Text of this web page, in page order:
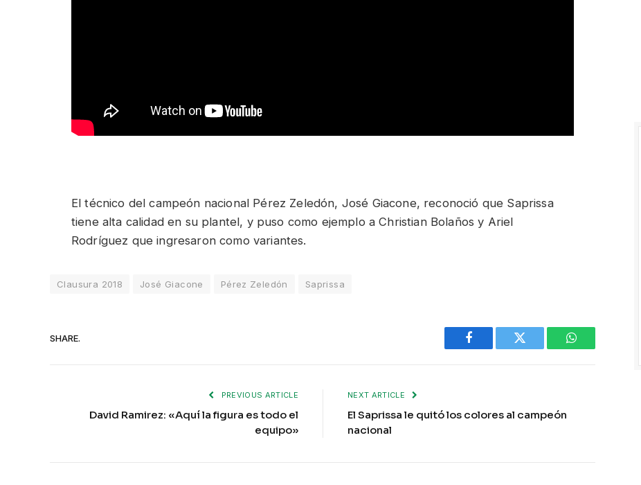
El técnico del campeón nacional Pérez Zeledón, José Giacone, reconoció que Saprissa
tiene alta calidad en su plantel, y puso como ejemplo a Christian Bolaños y Ariel
Rodríguez que ingresaron como variantes.
Clausura 2018 José Giacone Pérez Zeledón Saprissa
SHARE.
Facebook Twitter WhatsApp
PREVIOUS ARTICLE
David Ramirez: «Aquí la figura es todo el
equipo»
NEXT ARTICLE
El Saprissa le quitó los colores al campeón
nacional